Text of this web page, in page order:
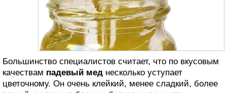
Большинство специалистов считает, что по вкусовым
качествам падевый мед несколько уступает
цветочному. Он очень клейкий, менее сладкий, более